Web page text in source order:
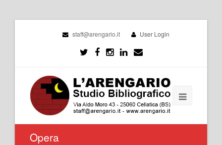
staff@arengario.it User Login
Opera